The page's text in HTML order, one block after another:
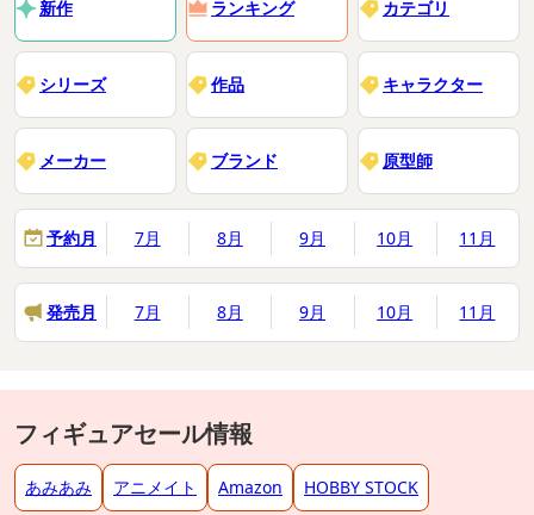
新作 ランキング カテゴリ
シリーズ 作品 キャラクター
メーカー ブランド 原型師
予約月 7月 8月 9月 10月 11月
発売月 7月 8月 9月 10月 11月
フィギュアセール情報
あみあみ アニメイト Amazon HOBBY STOCK